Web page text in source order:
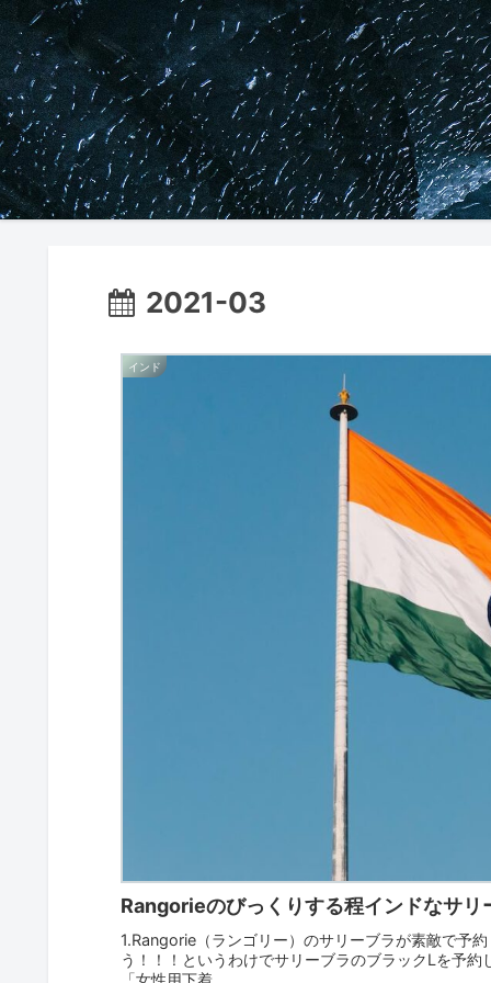
2021-03
インド
Rangorieのびっくりする程インドなサリ
1.Rangorie（ランゴリー）のサリーブラが素敵で予
う！！！というわけでサリーブラのブラックLを予
「女性用下着...